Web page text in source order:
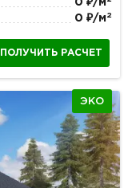
0 ₽/м
0 ₽/м 2
ПОЛУЧИТЬ РАСЧЕТ
ЭКО